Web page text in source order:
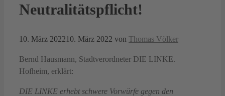
Neutralitätspflicht!
10. März 202210. März 2022 von Thomas Völker
Bernd Hausmann, Stadtverordneter DIE LINKE.
Hofheim, erklärt:
DIE LINKE erhebt schwere Vorwürfe gegen den